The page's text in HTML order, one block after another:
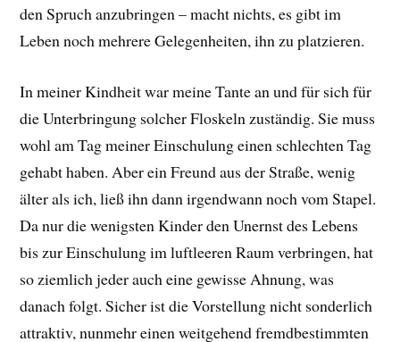
den Spruch anzubringen – macht nichts, es gibt im
Leben noch mehrere Gelegenheiten, ihn zu platzieren.
In meiner Kindheit war meine Tante an und für sich für
die Unterbringung solcher Floskeln zuständig. Sie muss
wohl am Tag meiner Einschulung einen schlechten Tag
gehabt haben. Aber ein Freund aus der Straße, wenig
älter als ich, ließ ihn dann irgendwann noch vom Stapel.
Da nur die wenigsten Kinder den Unernst des Lebens
bis zur Einschulung im luftleeren Raum verbringen, hat
so ziemlich jeder auch eine gewisse Ahnung, was
danach folgt. Sicher ist die Vorstellung nicht sonderlich
attraktiv, nunmehr einen weitgehend fremdbestimmten